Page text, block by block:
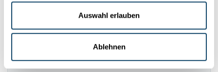
Auswahl erlauben
Ablehnen
Netzwerken abgelehnt haben. Um sie zu
sehen, ändern Sie bitte Ihre Einstellungen.
EINSTELLUNGEN ÄNDERN